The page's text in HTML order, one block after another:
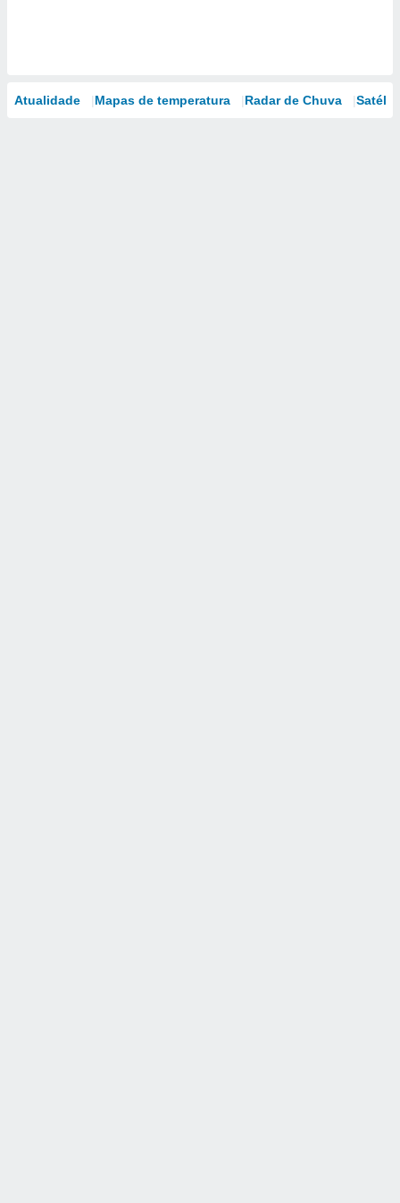
Atualidade Mapas de temperatura Radar de Chuva